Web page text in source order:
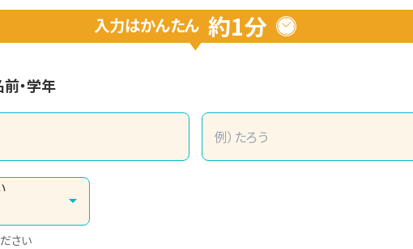
入力はかんたん 約1分
・学年
さい